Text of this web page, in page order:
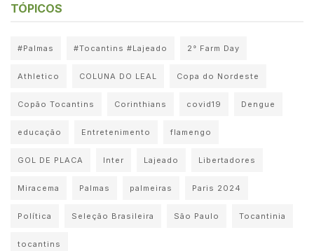
TÓPICOS
#Palmas #Tocantins #Lajeado 2° Farm Day
Athletico COLUNA DO LEAL Copa do Nordeste
Copão Tocantins Corinthians covid19 Dengue
educação Entretenimento flamengo
GOL DE PLACA Inter Lajeado Libertadores
Miracema Palmas palmeiras Paris 2024
Política Seleção Brasileira São Paulo Tocantinia
tocantins